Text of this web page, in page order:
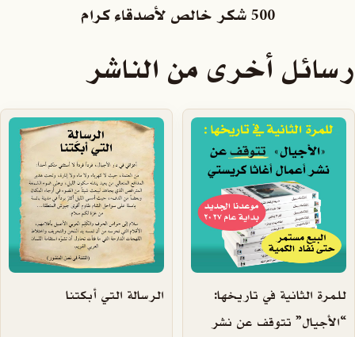
500 شكر خالص لأصدقاء كرام
رسائل أخرى من الناشر
للمرة الثانية في تاريخها:
“الأجيال” تتوقف عن نشر
الرسالة التي أبكتنا